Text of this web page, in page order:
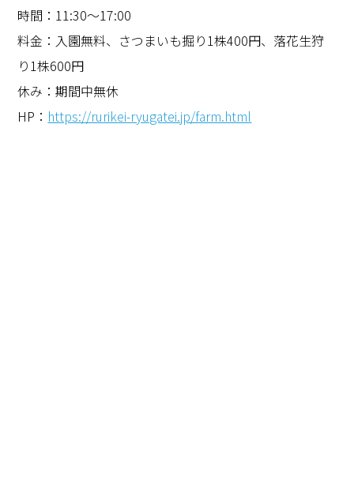
時間： 11:30～17:00
料金：入園無料、さつまいも掘り1株400円、落花生狩
り1株600円
休み：期間中無休
HP ： https://rurikei-ryugatei.jp/farm.html